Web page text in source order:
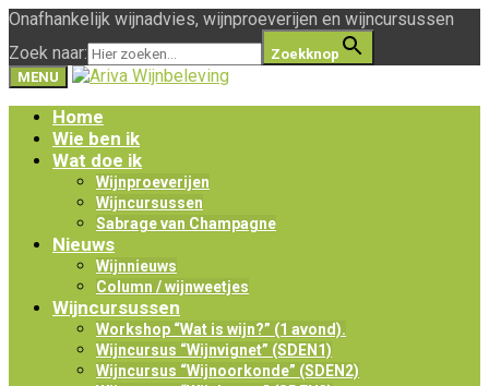
Onafhankelijk wijnadvies, wijnproeverijen en wijncursussen
Zoek naar:
Zoekknop
MENU
Home
Wie ben ik
Wat doe ik
Wijnproeverijen
Wijncursussen
Sabrage van Champagne
Nieuws
Wijnnieuws
Column / wijnweetjes
Wijncursussen
Workshop “Wat is wijn?” (1 avond).
Wijncursus “Wijnvignet” (SDEN1)
Wijncursus “Wijnoorkonde” (SDEN2)